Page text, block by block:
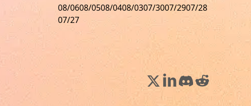
08/0608/0508/0408/0307/3007/2907/28
07/27